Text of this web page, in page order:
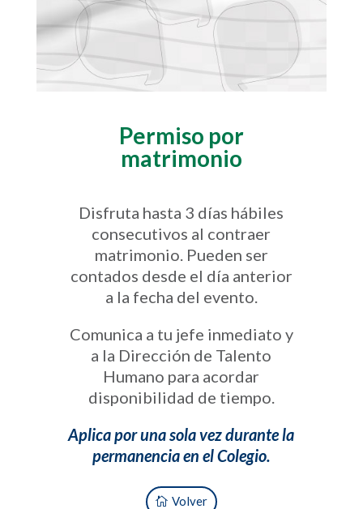
Permiso por
matrimonio
Disfruta hasta 3 días hábiles
consecutivos al contraer
matrimonio. Pueden ser
contados desde el día anterior
a la fecha del evento.
Comunica a tu jefe inmediato y
a la Dirección de Talento
Humano para acordar
disponibilidad de tiempo.
Aplica por una sola vez durante la
permanencia en el Colegio.
Volver